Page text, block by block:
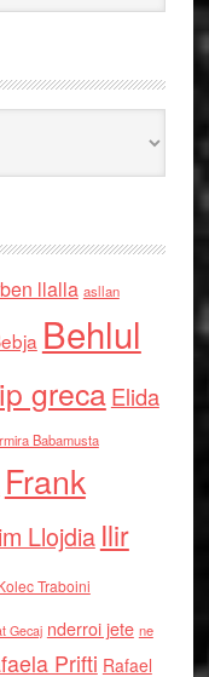
llalla asllan
Behlul
grecaElida
Babamusta
Frank
Llojdia Ilir
Traboini
Gecaj nderroi jete ne
Prifti Rafael